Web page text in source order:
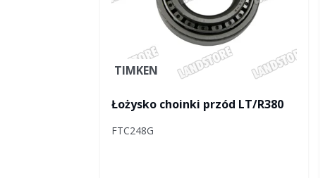
TIMKEN
Łożysko choinki przód LT/R380
FTC248G